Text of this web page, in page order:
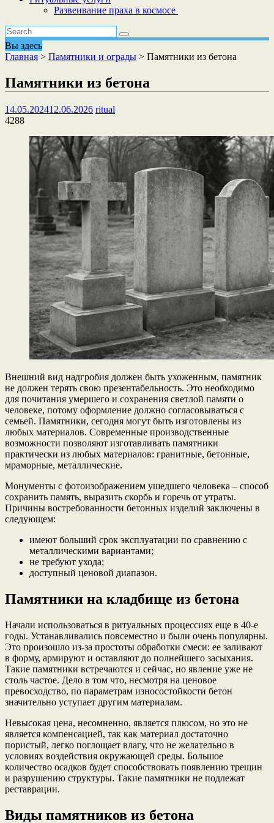
Развеивание праха в космосе
Вы здесь
Главная > Памятники и ограды > Памятники из бетона
Памятники из бетона
14.05.202412.06.2026 ritual
4288
Внешний вид надгробия должен быть ухоженным, памятник
не должен терять свою презентабельность. Это необходимо
для почитания умершего и сохранения светлой памяти о
человеке, потому оформление должно согласовываться с
семьей. Памятники, сегодня могут быть изготовлены из
любых материалов. Современные производственные
возможности позволяют изготавливать памятники
практически из любых материалов: гранитные, бетонные,
мраморные, металлические.
Монументы с фотоизображением ушедшего человека – способ
сохранить память, выразить скорбь и горечь от утраты.
Причины востребованности бетонных изделий заключены в
следующем:
имеют больший срок эксплуатации по сравнению с
металлическими вариантами;
не требуют ухода;
доступный ценовой диапазон.
Памятники на кладбище из бетона
Начали использоваться в ритуальных процессиях еще в 40-е
годы. Устанавливались повсеместно и были очень популярны.
Это произошло из-за простоты обработки смеси: ее заливают
в форму, армируют и оставляют до полнейшего засыхания.
Такие памятники встречаются и сейчас, но явление уже не
столь частое. Дело в том что, несмотря на ценовое
превосходство, по параметрам износостойкости бетон
значительно уступает другим материалам.
Невысокая цена, несомненно, является плюсом, но это не
является компенсацией, так как материал достаточно
пористый, легко поглощает влагу, что не желательно в
условиях воздействия окружающей среды. Большое
количество осадков будет способствовать появлению трещин
и разрушению структуры. Такие памятники не подлежат
реставрации.
Виды памятников из бетона